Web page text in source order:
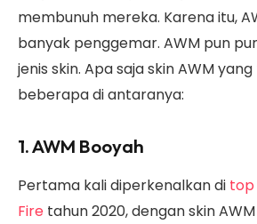
membunuh mereka. Karena itu,
banyak penggemar. AWM pun
jenis skin. Apa saja skin AWM
beberapa di antaranya:
1. AWM Booyah
Pertama kali diperkenalkan di top
Fire tahun 2020, dengan skin